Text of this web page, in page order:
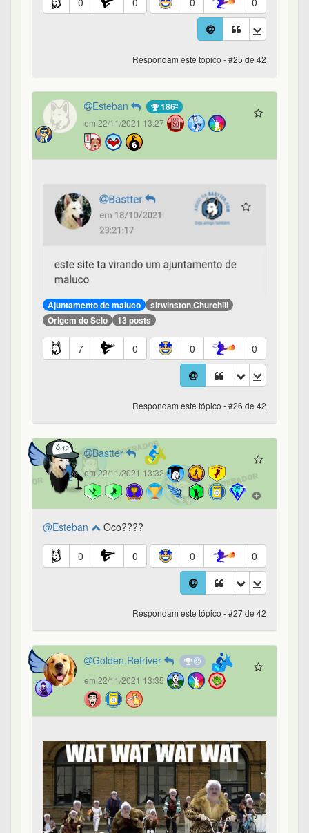
Respondam este tópico - #25 de 42
Esteban 186º
em 22/11/2021 13:27
Ajuntamento de maluco
sirwinston.Churchill
Origem do Selo
13 posts
7 0 0 0
Respondam este tópico - #26 de 42
Bastter
em 22/11/2021 13:32
@Esteban Oco????
0 0 0 0
Respondam este tópico - #27 de 42
Golden.Retriver
em 22/11/2021 13:35